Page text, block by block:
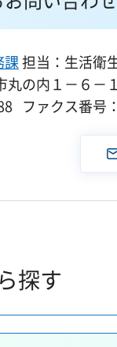
課担当：生活衛
の内１－６－１
ファクス番号
探す